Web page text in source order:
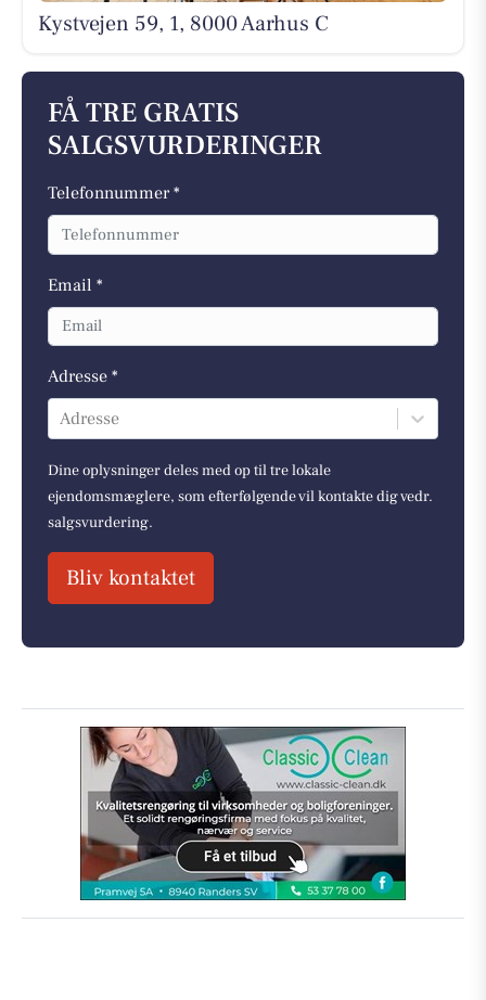
Kystvejen 59, 1, 8000 Aarhus C
FÅ TRE GRATIS
SALGSVURDERINGER
Telefonnummer *
Email *
Adresse *
Adresse
Dine oplysninger deles med op til tre lokale
ejendomsmæglere, som efterfølgende vil kontakte dig vedr.
salgsvurdering.
Bliv kontaktet